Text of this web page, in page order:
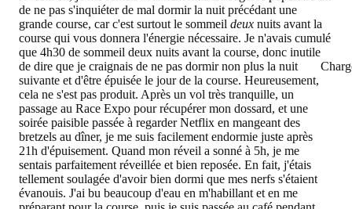
de ne pas s'inquiéter de mal dormir la nuit précédant une
grande course, car c'est surtout le sommeil deux nuits avant la
course qui vous donnera l'énergie nécessaire. Je n'avais cumulé
que 4h30 de sommeil deux nuits avant la course, donc inutile
de dire que je craignais de ne pas dormir non plus la nuit
suivante et d'être épuisée le jour de la course. Heureusement,
cela ne s'est pas produit. Après un vol très tranquille, un
passage au Race Expo pour récupérer mon dossard, et une
soirée paisible passée à regarder Netflix en mangeant des
bretzels au dîner, je me suis facilement endormie juste après
21h d'épuisement. Quand mon réveil a sonné à 5h, je me
sentais parfaitement réveillée et bien reposée. En fait, j'étais
tellement soulagée d'avoir bien dormi que mes nerfs s'étaient
évanouis. J'ai bu beaucoup d'eau en m'habillant et en me